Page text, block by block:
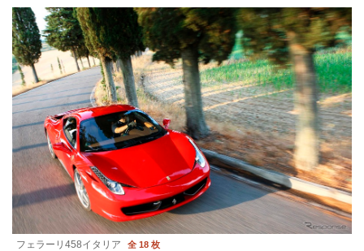
フェラーリ458イタリア 全 18 枚